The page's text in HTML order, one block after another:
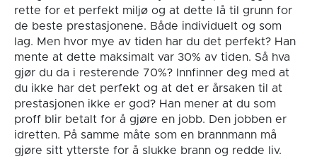
rette for et perfekt miljø og at dette lå til grunn for
de beste prestasjonene. Både individuelt og som
lag. Men hvor mye av tiden har du det perfekt? Han
mente at dette maksimalt var 30% av tiden. Så hva
gjør du da i resterende 70%? Innfinner deg med at
du ikke har det perfekt og at det er årsaken til at
prestasjonen ikke er god? Han mener at du som
proff blir betalt for å gjøre en jobb. Den jobben er
idretten. På samme måte som en brannmann må
gjøre sitt ytterste for å slukke brann og redde liv.